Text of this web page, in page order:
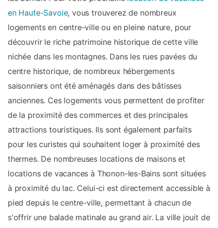
en Haute-Savoie, vous trouverez de nombreux
logements en centre-ville ou en pleine nature, pour
découvrir le riche patrimoine historique de cette ville
nichée dans les montagnes. Dans les rues pavées du
centre historique, de nombreux hébergements
saisonniers ont été aménagés dans des bâtisses
anciennes. Ces logements vous permettent de profiter
de la proximité des commerces et des principales
attractions touristiques. Ils sont également parfaits
pour les curistes qui souhaitent loger à proximité des
thermes. De nombreuses locations de maisons et
locations de vacances à Thonon-les-Bains sont situées
à proximité du lac. Celui-ci est directement accessible à
pied depuis le centre-ville, permettant à chacun de
s'offrir une balade matinale au grand air. La ville jouit de